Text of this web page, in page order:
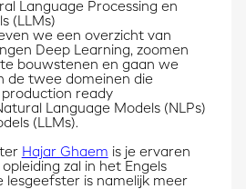
Language Processing en
(LLMs)
we een overzicht van
Deep Learning, zoomen
bouwstenen en gaan we
de twee domeinen die
ready
Language Models (NLPs)
(LLMs).
Hajar Ghaem is je ervaren
zal in het Engels
lesgeefster is namelijk meer